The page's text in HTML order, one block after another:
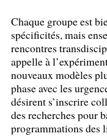
Chaque groupe est
spécificités, mais
rencontres
appelle à
nouveaux modèles
phase avec les
désirent s’inscrire
des recherches pour
programmations des